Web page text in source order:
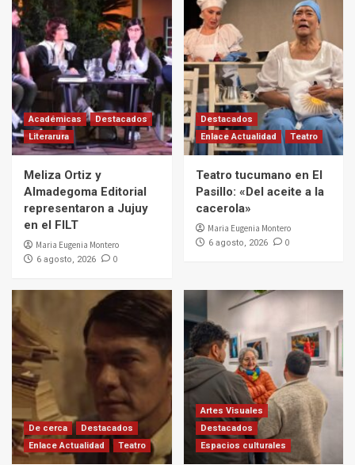
Académicas
Destacados
Literarura
Meliza Ortiz y
Almadegoma Editorial
representaron a Jujuy
en el FILT
Maria Eugenia Montero
6 agosto, 2026 0
Destacados
Enlace Actualidad
Teatro
Teatro tucumano en El
Pasillo: «Del aceite a la
cacerola»
Maria Eugenia Montero
6 agosto, 2026 0
De cerca
Destacados
Enlace Actualidad
Teatro
Artes Visuales
Destacados
Espacios culturales